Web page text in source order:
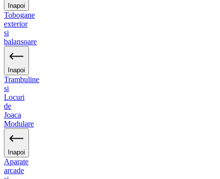
Inapoi
Tobogane
exterior
si
balansoare
Inapoi
Trambuline
si
Locuri
de
Joaca
Modulare
Inapoi
Aparate
arcade